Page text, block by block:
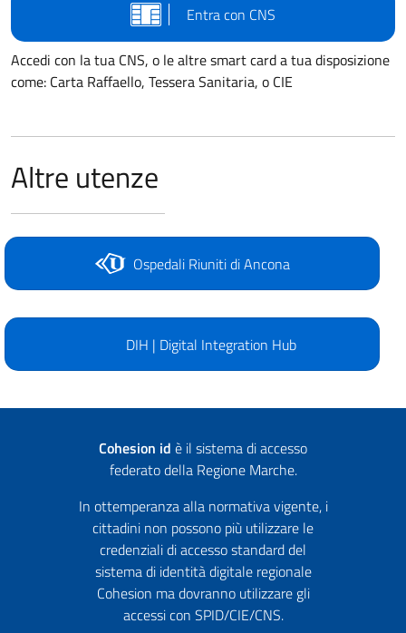
Entra con CNS
Accedi con la tua CNS, o le altre smart card a tua disposizione
come: Carta Raffaello, Tessera Sanitaria, o CIE
Altre utenze
Ospedali Riuniti di Ancona
DIH | Digital Integration Hub
Cohesion id è il sistema di accesso
federato della Regione Marche.
In ottemperanza alla normativa vigente, i
cittadini non possono più utilizzare le
credenziali di accesso standard del
sistema di identità digitale regionale
Cohesion ma dovranno utilizzare gli
accessi con SPID/CIE/CNS.